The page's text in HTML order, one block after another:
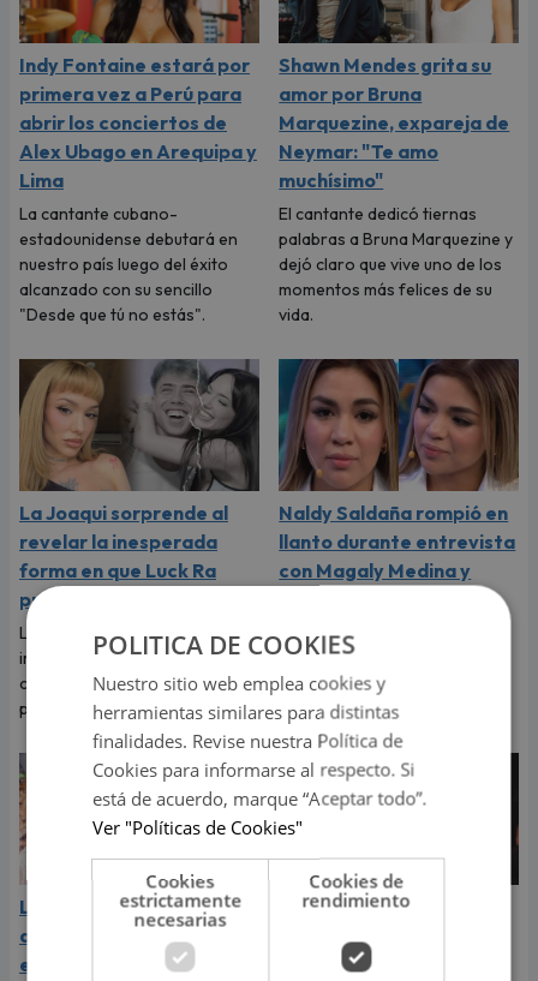
Indy Fontaine estará por
primera vez a Perú para
abrir los conciertos de
Alex Ubago en Arequipa y
Lima
La cantante cubano-
estadounidense debutará en
nuestro país luego del éxito
alcanzado con su sencillo
"Desde que tú no estás".
Shawn Mendes grita su
amor por Bruna
Marquezine, expareja de
Neymar: "Te amo
muchísimo"
El cantante dedicó tiernas
palabras a Bruna Marquezine y
dejó claro que vive uno de los
momentos más felices de su
vida.
La Joaqui sorprende al
revelar la inesperada
forma en que Luck Ra
puso fin a su romance
La cantante reveló que llegó a
imaginar su boda, pero el
cantante tenía otros planes
para ese viaje.
Naldy Saldaña rompió en
llanto durante entrevista
con Magaly Medina y
Tras denunciar al director
musical de La Bella Luz, Naldy
Saldaña habló con Magaly
Medina y le contó todo.
La Bella Luz: cantantes
de la agrupación
expresaron su apoyo y
Daniela Darcourt, Masiel
respaldan a Naldy
POLITICA DE COOKIES
Nuestro sitio web emplea cookies y
herramientas similares para distintas
finalidades. Revise nuestra Política de
Cookies para informarse al respecto. Si
está de acuerdo, marque “Aceptar todo”.
Ver "Políticas de Cookies"
Cookies
estrictamente
necesarias
Cookies de
rendimiento